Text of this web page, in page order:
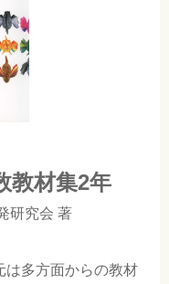
教材集2年
研究会 著
は多方面からの教材